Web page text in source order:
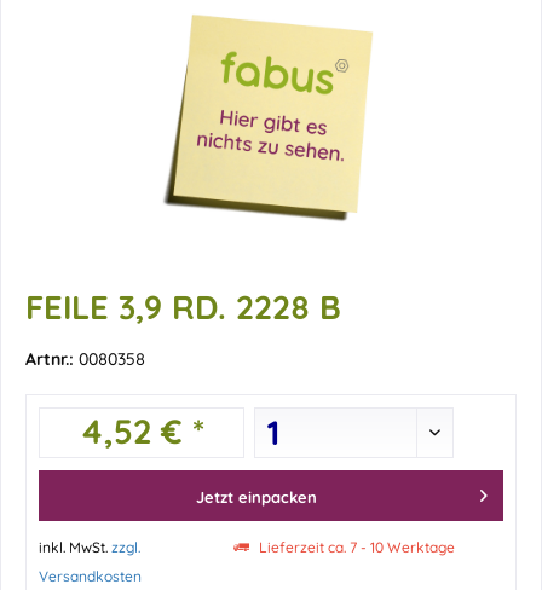
FEILE 3,9 RD. 2228 B
Artnr.: 0080358
4,52 € *
Jetzt einpacken
inkl. MwSt. zzgl.
Versandkosten
Lieferzeit ca. 7 - 10 Werktage